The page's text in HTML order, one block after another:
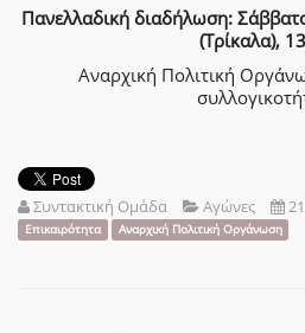
Πανελλαδική διαδήλωση:
(Τρίκαλα),
Αναρχική Πολιτική
Συντακτική Ομάδα Αγώνες
Επικαιρότητα Αναρχική Πολιτική Οργάνωση